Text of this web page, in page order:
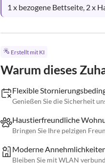
1 x bezogene Bettseite, 2 x
Erstellt mit KI
Warum dieses
Flexible
Genießen Sie die Sicherheit
Haustierfreundliche
Bringen Sie Ihre pelzigen
Moderne
Bleiben Sie mit WLAN